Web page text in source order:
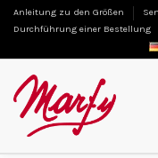
Anleitung zu den Größen
Durchführung einer Bestellung